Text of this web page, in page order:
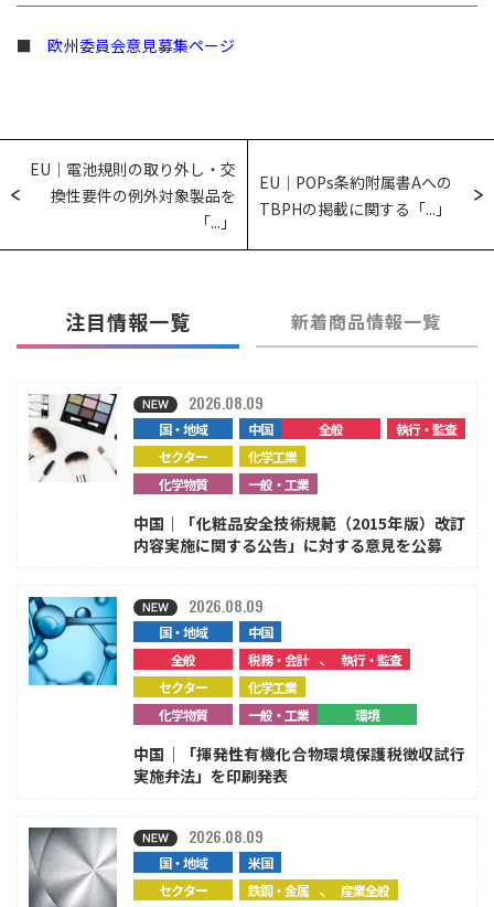
■欧州委員会意見募集ページ
EU｜電池規則の取り外し・交
換性要件の例外対象製品を
「...」
EU｜POPs条約附属書Aへの
TBPHの掲載に関する「...」
注目情報一覧 新着商品情報一覧
国・地域 中国 全般
執行・監査
セクター
化学工業
化学物質
一般・工業
2026.08.09
中国｜「化粧品安全技術規範（2015年版）改訂
内容実施に関する公告」に対する意見を公募
国・地域
中国
全般
税務・会計 、執行・監査
セクター
化学工業
化学物質
一般・工業 環境
2026.08.09
中国｜「揮発性有機化合物環境保護税徴収試行
実施弁法」を印刷発表
国・地域
米国
セクター
鉄鋼・金属 、産業全般
2026.08.09